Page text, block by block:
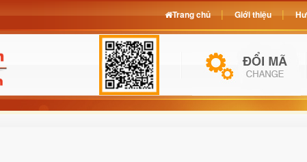
Trang chủ Giới thiệu